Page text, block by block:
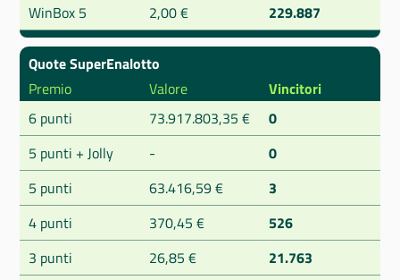
WinBox 5
2,00 € 229.887
Quote SuperEnalotto
Premio
Valore
Vincitori
6 punti
73.917.803,35 €
0
5 punti + Jolly
-
0
5 punti
63.416,59 €
3
4 punti
370,45 €
526
3 punti
26,85 €
21.763